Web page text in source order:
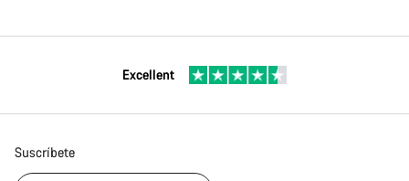
Excellent
Suscríbete